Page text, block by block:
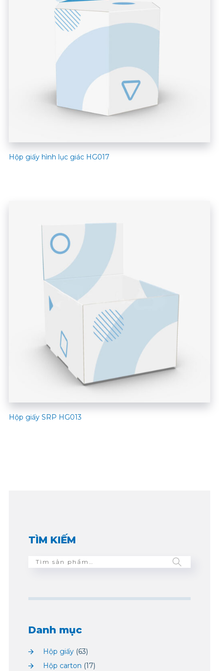
Hộp giấy hình lục giác HG017
Hộp giấy SRP HG013
TÌM KIẾM
Danh mục
Hộp giấy (63)
Hộp carton (17)